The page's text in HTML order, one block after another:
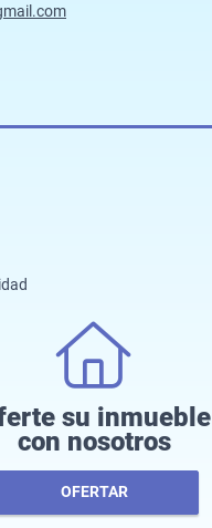
su inmueble
con nosotros
OFERTAR